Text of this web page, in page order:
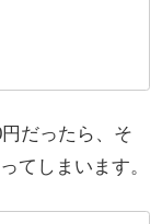
だったら、そ
てしまいます。